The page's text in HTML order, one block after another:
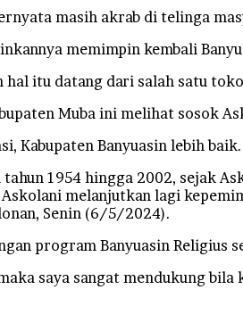
masih akrab di telinga
memimpin kembali
itu datang dari salah satu
Muba ini melihat sosok
Kabupaten Banyuasin lebih baik.
tahun 1954 hingga 2002,
melanjutkan lagi
Senin (6/5/2024).
program Banyuasin Religius
saya sangat mendukung bila